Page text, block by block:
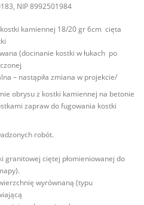
NIP 8992501984
kamiennej 18/20 gr 6cm cięta
(docinanie kostki w łukach po
– nastąpiła zmiana w projekcie/
obrysu z kostki kamiennej na betonie
zapraw do fugowania kostki
robót.
granitowej ciętej płomieniowanej do
wyrównaną (typu